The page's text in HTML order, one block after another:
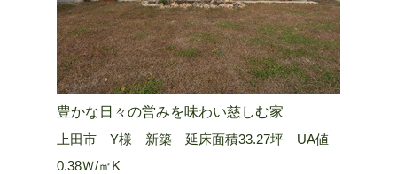
豊かな日々の営みを味わい慈しむ家
上田市 Y様 新築 延床面積33.27坪 UA値
0.38Ｗ/㎡K